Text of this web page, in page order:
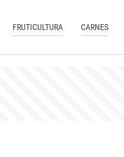
FRUTICULTURA CARNES